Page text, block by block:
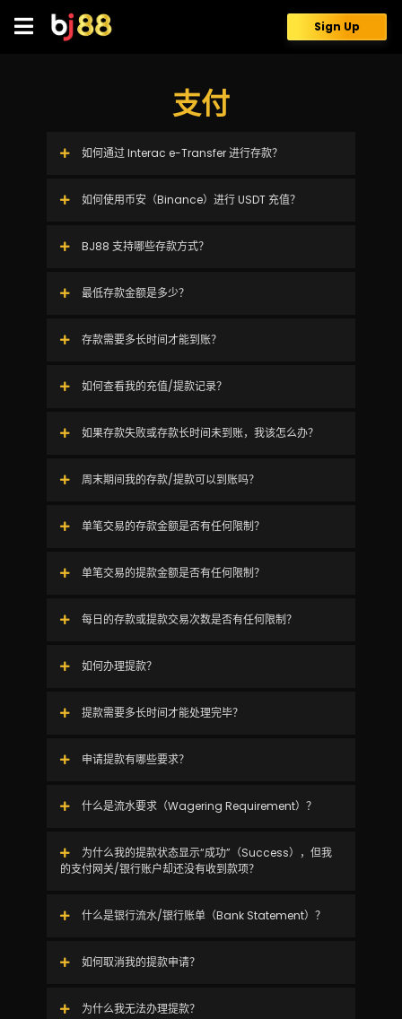
content
Sign Up
支付
如何通过 Interac e-Transfer 进行存款？
如何使用币安（Binance）进行 USDT 充值？
BJ88 支持哪些存款方式？
最低存款金额是多少？
存款需要多长时间才能到账？
如何查看我的充值/提款记录？
如果存款失败或存款长时间未到账，我该怎么办？
周末期间我的存款/提款可以到账吗？
单笔交易的存款金额是否有任何限制？
单笔交易的提款金额是否有任何限制？
每日的存款或提款交易次数是否有任何限制？
如何办理提款？
提款需要多长时间才能处理完毕？
申请提款有哪些要求？
什么是流水要求（Wagering Requirement）？
为什么我的提款状态显示“成功”（Success），但我
的支付网关/银行账户却还没有收到款项？
什么是银行流水/银行账单（Bank Statement）？
如何取消我的提款申请？
为什么我无法办理提款？